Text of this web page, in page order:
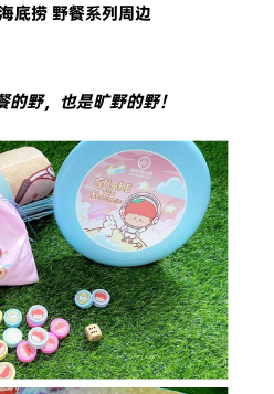
底捞 野餐系列周边
的野，也是旷野的野！